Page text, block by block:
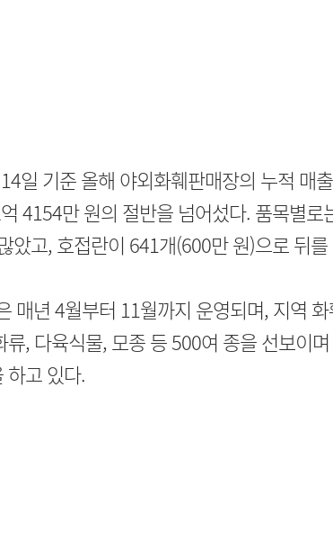
일 기준 올해 야외화훼판매장의 누적 매
4154만 원의 절반을 넘어섰다. 품목별
았고, 호접란이 641개(600만 원)으로 뒤
매년 4월부터 11월까지 운영되며, 지역
류, 다육식물, 모종 등 500여 종을 선보이
하고 있다.